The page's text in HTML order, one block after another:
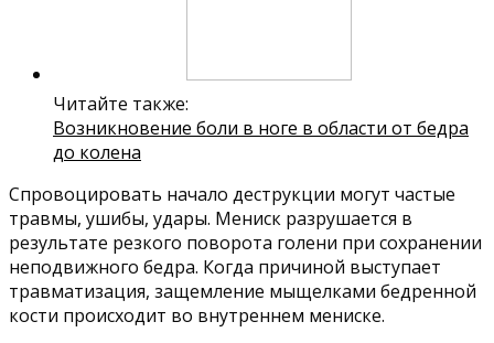
Читайте также:
Возникновение боли в ноге в области от бедра
до колена
Спровоцировать начало деструкции могут частые
травмы, ушибы, удары. Мениск разрушается в
результате резкого поворота голени при сохранении
неподвижного бедра. Когда причиной выступает
травматизация, защемление мыщелками бедренной
кости происходит во внутреннем мениске.